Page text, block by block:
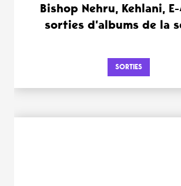
Bishop Nehru, Kehlani,
sorties d’albums de la
SORTIES